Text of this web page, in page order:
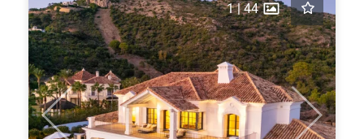
Previous Next
1|44